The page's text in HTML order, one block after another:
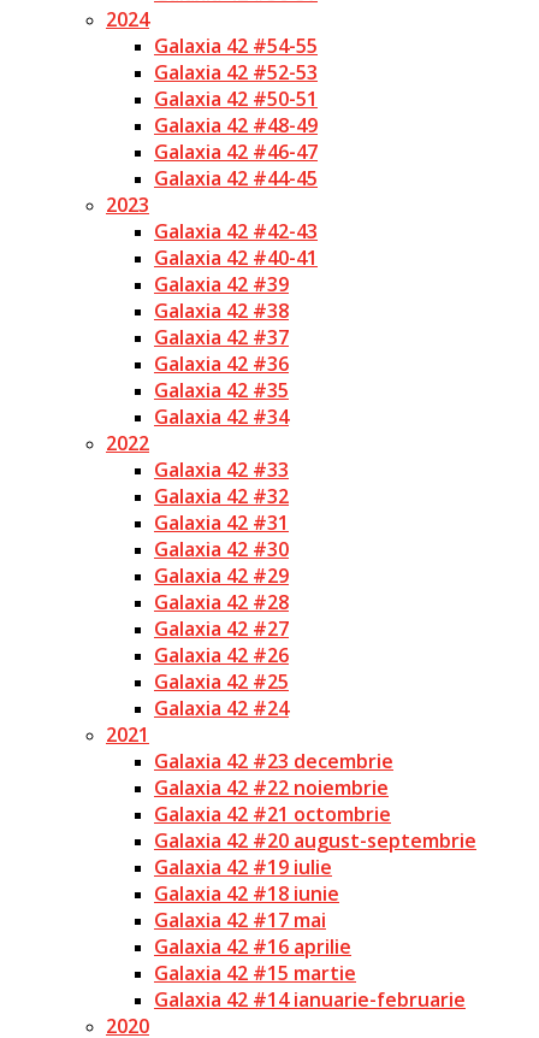
2024
Galaxia 42 #54-55
Galaxia 42 #52-53
Galaxia 42 #50-51
Galaxia 42 #48-49
Galaxia 42 #46-47
Galaxia 42 #44-45
2023
Galaxia 42 #42-43
Galaxia 42 #40-41
Galaxia 42 #39
Galaxia 42 #38
Galaxia 42 #37
Galaxia 42 #36
Galaxia 42 #35
Galaxia 42 #34
2022
Galaxia 42 #33
Galaxia 42 #32
Galaxia 42 #31
Galaxia 42 #30
Galaxia 42 #29
Galaxia 42 #28
Galaxia 42 #27
Galaxia 42 #26
Galaxia 42 #25
Galaxia 42 #24
2021
Galaxia 42 #23 decembrie
Galaxia 42 #22 noiembrie
Galaxia 42 #21 octombrie
Galaxia 42 #20 august-septembrie
Galaxia 42 #19 iulie
Galaxia 42 #18 iunie
Galaxia 42 #17 mai
Galaxia 42 #16 aprilie
Galaxia 42 #15 martie
Galaxia 42 #14 ianuarie-februarie
2020